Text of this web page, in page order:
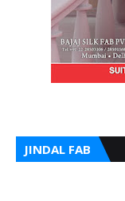
JINDAL FAB